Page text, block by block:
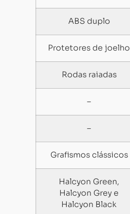
ABS duplo
Protetores de joelho
Rodas raiadas
–
–
Grafismos clássicos
Halcyon Green,
Halcyon Grey e
Halcyon Black